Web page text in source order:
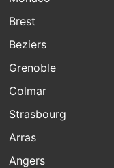
Brest
Beziers
Grenoble
Colmar
Strasbourg
Arras
Angers